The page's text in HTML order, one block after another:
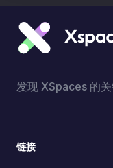
发现 XSpaces 的
链接